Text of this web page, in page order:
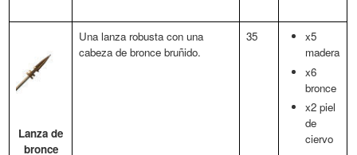
Lanza de
bronce
Una lanza robusta con una
cabeza de bronce bruñido.
35
x5
madera
x6
bronce
x2 piel
de
ciervo